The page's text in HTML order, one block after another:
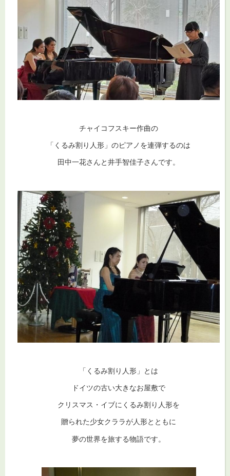
チャイコフスキー作曲の
「くるみ割り人形」のピアノを連弾するのは
田中一花さんと井手智佳子さんです。
「くるみ割り人形」とは
ドイツの古い大きなお屋敷で
クリスマス・イブにくるみ割り人形を
贈られた少女クララが人形とともに
夢の世界を旅する物語です。